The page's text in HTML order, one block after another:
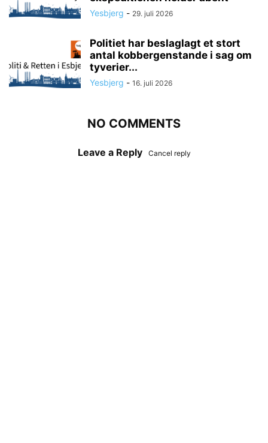
Yesbjerg - 29. juli 2026
Politiet har beslaglagt et stort
antal kobbergenstande i sag om
tyverier...
Yesbjerg - 16. juli 2026
NO COMMENTS
Leave a Reply Cancel reply